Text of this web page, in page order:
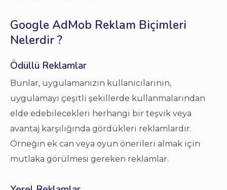
Google AdMob Reklam Biçimleri
Nelerdir ?
Ödüllü Reklamlar
Bunlar, uygulamanızın kullanıcılarının,
uygulamayı çeşitli şekillerde kullanmalarından
elde edebilecekleri herhangi bir teşvik veya
avantaj karşılığında gördükleri reklamlardır.
Örneğin ek can veya oyun önerileri almak için
mutlaka görülmesi gereken reklamlar.